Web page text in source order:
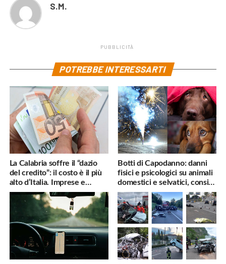
S.M.
PUBBLICITÀ
POTREBBE INTERESSARTI
La Calabria soffre il “dazio
del credito”: il costo è il più
alto d’Italia. Imprese e
famiglie penalizzate
Botti di Capodanno: danni
fisici e psicologici su animali
domestici e selvatici, consigli
utili